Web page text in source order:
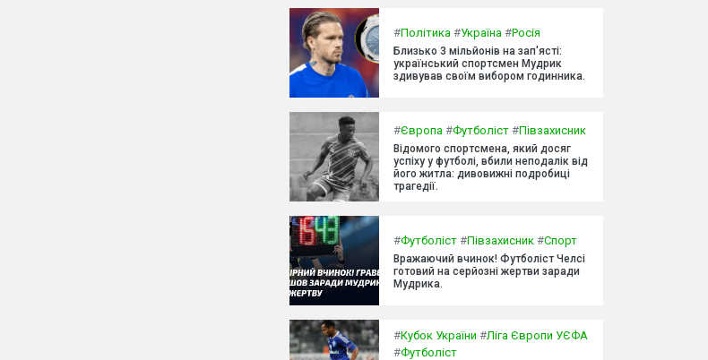
#Політика #Україна #Росія
Близько 3 мільйонів на зап'ясті:
український спортсмен Мудрик
здивував своїм вибором годинника.
#Європа #Футболіст #Півзахисник
Відомого спортсмена, який досяг
успіху у футболі, вбили неподалік від
його житла: дивовижні подробиці
трагедії.
#Футболіст #Півзахисник #Спорт
Вражаючий вчинок! Футболіст Челсі
готовий на серйозні жертви заради
Мудрика.
#Кубок України #Ліга Європи УЄФА
#Футболіст